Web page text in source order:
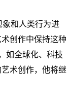
象和人类行为进
创作中保持这种
如全球化、科技
术创作，他将继